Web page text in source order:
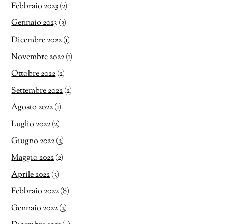
Febbraio 2023(2)
Gennaio 2023(3)
Dicembre 2022(1)
Novembre 2022(1)
Ottobre 2022(2)
Settembre 2022(2)
Agosto 2022(1)
Luglio 2022(2)
Giugno 2022(3)
Maggio 2022(2)
Aprile 2022(3)
Febbraio 2022(8)
Gennaio 2022(3)